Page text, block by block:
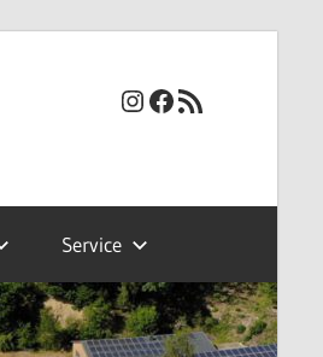
Instagram
Facebook
RSS-Feed
Service